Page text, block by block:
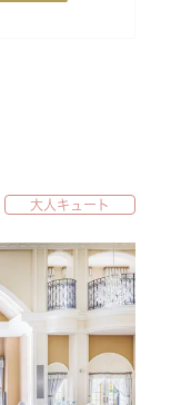
大人キュート